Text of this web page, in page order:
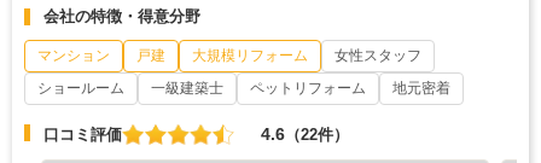
会社の特徴・得意分野
マンション 戸建 大規模リフォーム
女性スタッフ
ショールーム
一級建築士 ペットリフォーム 地元密着
口コミ評価 4.6 （22件）